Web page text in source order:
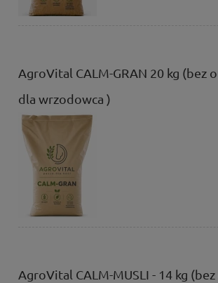
AgroVital CALM-GRAN 20 kg (bez
dla wrzodowca )
AgroVital CALM-MUSLI - 14 kg